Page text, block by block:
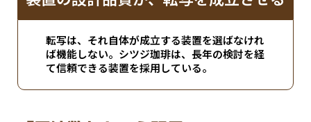
転写は、それ自体が成立する装置を選ばなけれ
ば機能しない。シツジ珈琲は、長年の検討を経
て信頼できる装置を採用している。